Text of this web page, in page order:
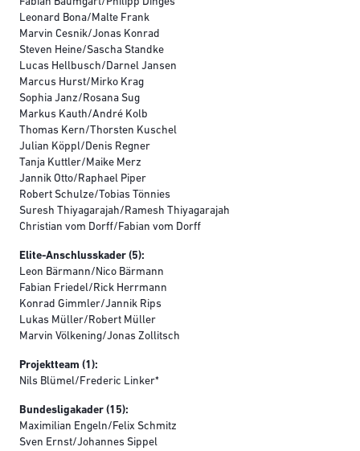
Leonard Bona/Malte Frank
Marvin Cesnik/Jonas Konrad
Steven Heine/Sascha Standke
Lucas Hellbusch/Darnel Jansen
Marcus Hurst/Mirko Krag
Sophia Janz/Rosana Sug
Markus Kauth/André Kolb
Thomas Kern/Thorsten Kuschel
Julian Köppl/Denis Regner
Tanja Kuttler/Maike Merz
Jannik Otto/Raphael Piper
Robert Schulze/Tobias Tönnies
Suresh Thiyagarajah/Ramesh Thiyagarajah
Christian vom Dorff/Fabian vom Dorff
Elite-Anschlusskader (5):
Leon Bärmann/Nico Bärmann
Fabian Friedel/Rick Herrmann
Konrad Gimmler/Jannik Rips
Lukas Müller/Robert Müller
Marvin Völkening/Jonas Zollitsch
Projektteam (1):
Nils Blümel/Frederic Linker*
Bundesligakader (15):
Maximilian Engeln/Felix Schmitz
Sven Ernst/Johannes Sippel